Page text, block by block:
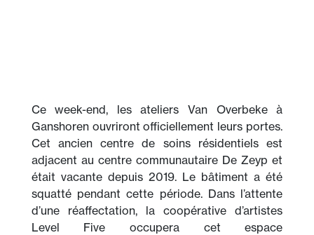
Ce week-end, les ateliers Van Overbeke à
Ganshoren ouvriront officiellement leurs portes.
Cet ancien centre de soins résidentiels est
adjacent au centre communautaire De Zeyp et
était vacante depuis 2019. Le bâtiment a été
squatté pendant cette période. Dans l’attente
d’une réaffectation, la coopérative d’artistes
Level Five occupera cet espace